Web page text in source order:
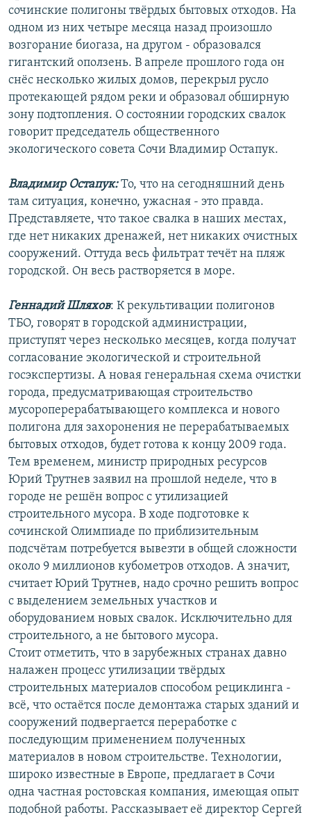
сочинские полигоны твёрдых бытовых отходов. На
одном из них четыре месяца назад произошло
возгорание биогаза, на другом - образовался
гигантский оползень. В апреле прошлого года он
снёс несколько жилых домов, перекрыл русло
протекающей рядом реки и образовал обширную
зону подтопления. О состоянии городских свалок
говорит председатель общественного
экологического совета Сочи Владимир Остапук.
Владимир Остапук:То, что на сегодняшний день
там ситуация, конечно, ужасная - это правда.
Представляете, что такое свалка в наших местах,
где нет никаких дренажей, нет никаких очистных
сооружений. Оттуда весь фильтрат течёт на пляж
городской. Он весь растворяется в море.
Геннадий Шляхов: К рекультивации полигонов
ТБО, говорят в городской администрации,
приступят через несколько месяцев, когда получат
согласование экологической и строительной
госэкспертизы. А новая генеральная схема очистки
города, предусматривающая строительство
мусороперерабатывающего комплекса и нового
полигона для захоронения не перерабатываемых
бытовых отходов, будет готова к концу 2009 года.
Тем временем, министр природных ресурсов
Юрий Трутнев заявил на прошлой неделе, что в
городе не решён вопрос с утилизацией
строительного мусора. В ходе подготовке к
сочинской Олимпиаде по приблизительным
подсчётам потребуется вывезти в общей сложности
около 9 миллионов кубометров отходов. А значит,
считает Юрий Трутнев, надо срочно решить вопрос
с выделением земельных участков и
оборудованием новых свалок. Исключительно для
строительного, а не бытового мусора.
Стоит отметить, что в зарубежных странах давно
налажен процесс утилизации твёрдых
строительных материалов способом рециклинга -
всё, что остаётся после демонтажа старых зданий и
сооружений подвергается переработке с
последующим применением полученных
материалов в новом строительстве. Технологии,
широко известные в Европе, предлагает в Сочи
одна частная ростовская компания, имеющая опыт
подобной работы. Рассказывает её директор Сергей